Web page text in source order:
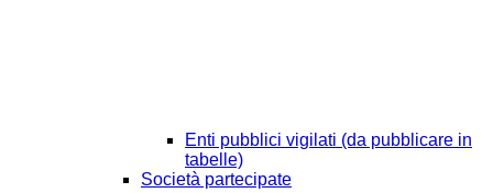
Enti pubblici vigilati (da pubblicare in
tabelle)
Società partecipate